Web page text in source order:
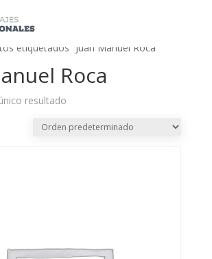
etiquetados “Juan Manuel Roca”
Roca
resultado